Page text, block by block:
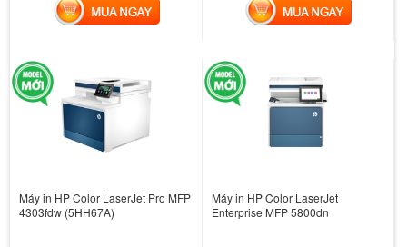
MUA NGAY MUA NGAY
Máy in HP Color LaserJet Pro MFP
4303fdw (5HH67A)
Máy in HP Color LaserJet
Enterprise MFP 5800dn